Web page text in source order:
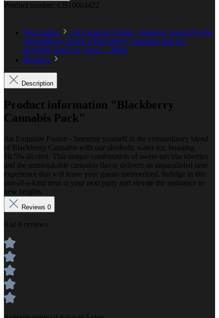
Product number: CB10004422
Description
An Exquisite Fusion - Immerse yourself in the
extraordinary blend of Blackberry Cannabis with our
alcoholic water ice, boast… More
Reviews
Description
Product information "Blackberry
Cannabis Pack"
An Exquisite Fusion - Immerse yourself in the extraordinary blend
of Blackberry Cannabis with our alcoholic water ice, boasting
10.5% alcohol. This unique combination of sweet-tart blackberries
and the unmistakable cannabis flavor delivers an unparalleled taste
experience that will leave your guests mesmerized. Indulge in this
one-of-a-kind treat at your next party and elevate the ambiance to
new heights.
Reviews 0
0 of 0 reviews